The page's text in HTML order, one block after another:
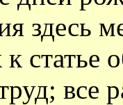
здесь
к статье
все